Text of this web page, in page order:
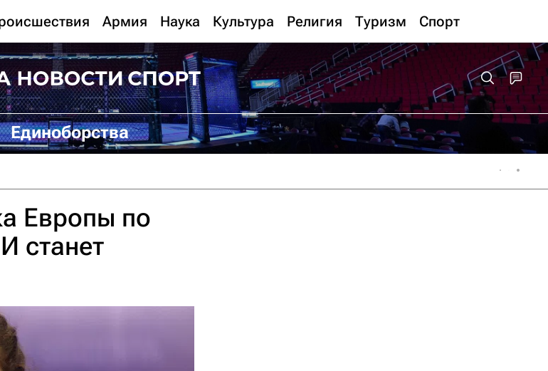
Армия Наука Культура Религия Туризм Спорт
Единоборства
Европы по
станет